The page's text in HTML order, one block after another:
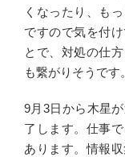
くなったり、も
ですので気を付
とで、対処の仕
も繋がりそうです。
9月3日から木星
了します。仕事
あります。情報